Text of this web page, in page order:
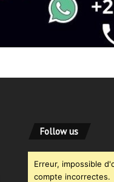
Follow us
Erreur, impossible
compte incorrectes.